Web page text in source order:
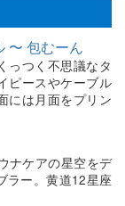
〜 包むーん
っつく不思議なタ
ピースやケーブル
には月面をプリン
ナケアの星空をデ
ラー。黄道12星座